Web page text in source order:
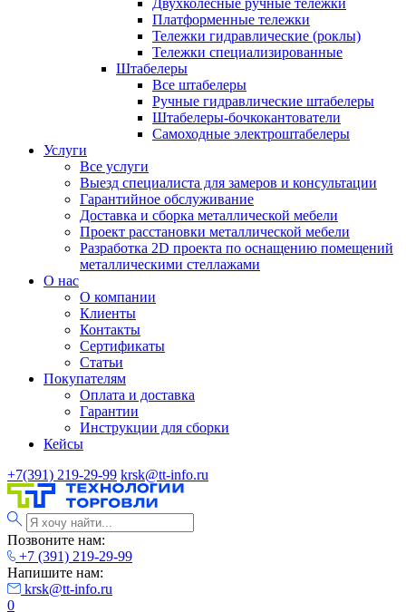
Двухколесные ручные тележки
Платформенные тележки
Тележки гидравлические (роклы)
Тележки специализированные
Штабелеры
Все штабелеры
Ручные гидравлические штабелеры
Штабелеры-бочкокантователи
Самоходные электроштабелеры
Услуги
Все услуги
Выезд специалиста для замеров и консультации
Гарантийное обслуживание
Доставка и сборка металлической мебели
Проект расстановки металлической мебели
Разработка 2D проекта по оснащению помещений
металлическими стеллажами
О нас
О компании
Клиенты
Контакты
Сертификаты
Статьи
Покупателям
Оплата и доставка
Гарантии
Инструкции для сборки
Кейсы
+7(391) 219-29-99 krsk@tt-info.ru
Позвоните нам:
+7 (391) 219-29-99
Напишите нам:
krsk@tt-info.ru
0